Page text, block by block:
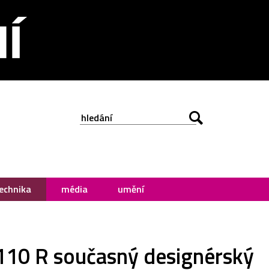
média umění
R současný designérský